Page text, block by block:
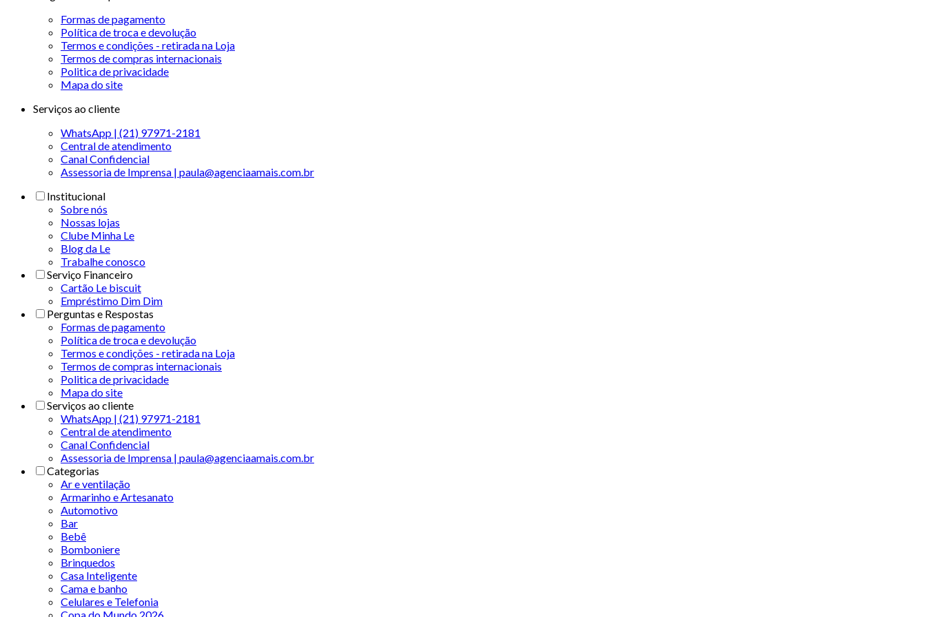
Formas de pagamento
Política de troca e devolução
Termos e condições - retirada na Loja
Termos de compras internacionais
Politica de privacidade
Mapa do site
Serviços ao cliente
WhatsApp | (21) 97971-2181
Central de atendimento
Canal Confidencial
Assessoria de Imprensa | paula@agenciaamais.com.br
Institucional
Sobre nós
Nossas lojas
Clube Minha Le
Blog da Le
Trabalhe conosco
Serviço Financeiro
Cartão Le biscuit
Empréstimo Dim Dim
Perguntas e Respostas
Formas de pagamento
Política de troca e devolução
Termos e condições - retirada na Loja
Termos de compras internacionais
Politica de privacidade
Mapa do site
Serviços ao cliente
WhatsApp | (21) 97971-2181
Central de atendimento
Canal Confidencial
Assessoria de Imprensa | paula@agenciaamais.com.br
Categorias
Ar e ventilação
Armarinho e Artesanato
Automotivo
Bar
Bebê
Bomboniere
Brinquedos
Casa Inteligente
Cama e banho
Celulares e Telefonia